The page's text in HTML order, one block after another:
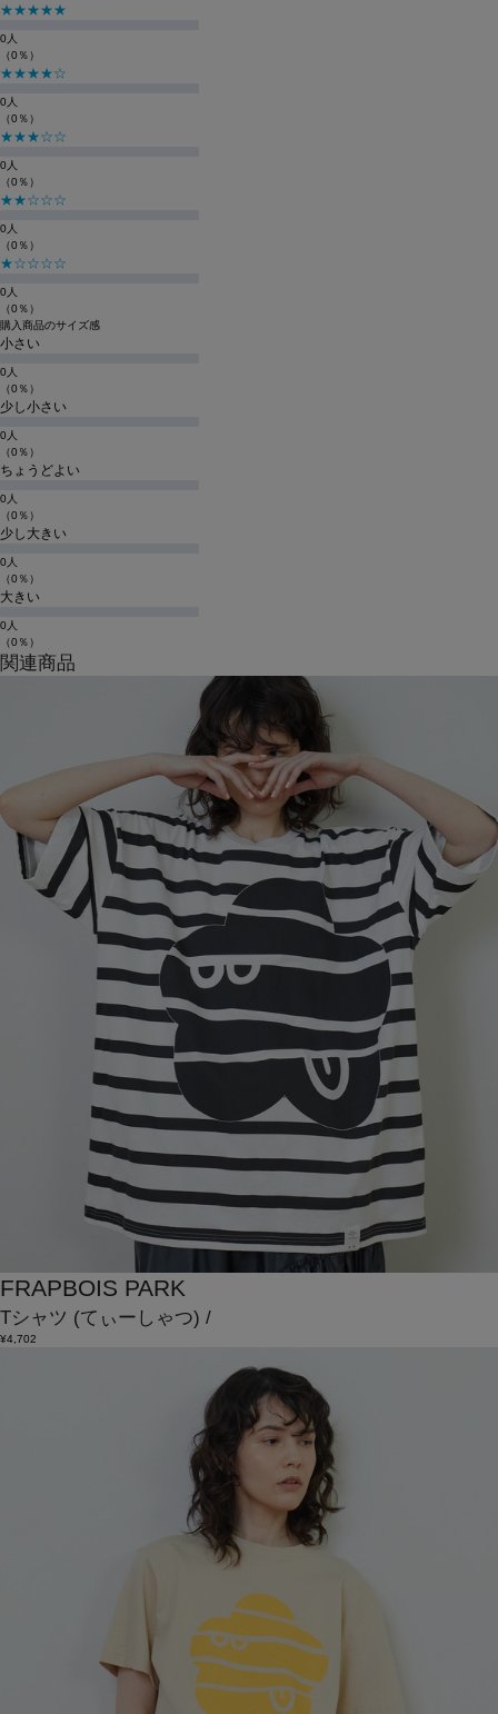
★★★★★
0人
（0％）
★★★★☆
0人
（0％）
★★★☆☆
0人
（0％）
★★☆☆☆
0人
（0％）
★☆☆☆☆
0人
（0％）
購入商品のサイズ感
小さい
0人
（0％）
少し小さい
0人
（0％）
ちょうどよい
0人
（0％）
少し大きい
0人
（0％）
大きい
0人
（0％）
関連商品
FRAPBOIS PARK
Tシャツ (てぃーしゃつ) /
¥4,702